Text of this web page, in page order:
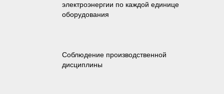
электроэнергии по каждой единице
оборудования
Соблюдение производственной
дисциплины